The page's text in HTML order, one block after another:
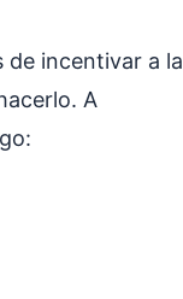
de incentivar a la
A